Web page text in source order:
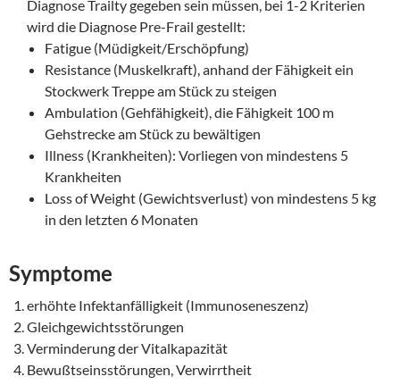
Diagnose Trailty gegeben sein müssen, bei 1-2 Kriterien
wird die Diagnose Pre-Frail gestellt:
Fatigue (Müdigkeit/Erschöpfung)
Resistance (Muskelkraft), anhand der Fähigkeit ein
Stockwerk Treppe am Stück zu steigen
Ambulation (Gehfähigkeit), die Fähigkeit 100 m
Gehstrecke am Stück zu bewältigen
Illness (Krankheiten): Vorliegen von mindestens 5
Krankheiten
Loss of Weight (Gewichtsverlust) von mindestens 5 kg
in den letzten 6 Monaten
Symptome
erhöhte Infektanfälligkeit (Immunoseneszenz)
Gleichgewichtsstörungen
Verminderung der Vitalkapazität
Bewußtseinsstörungen, Verwirrtheit